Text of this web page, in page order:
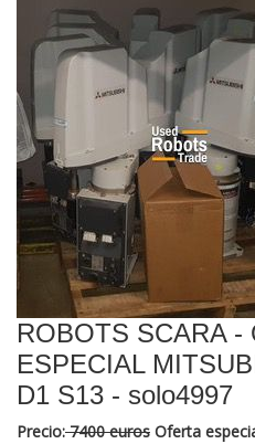
ROBOTS SCARA -
ESPECIAL
D1 S13 - solo4997
Precio: 7400 euros Oferta